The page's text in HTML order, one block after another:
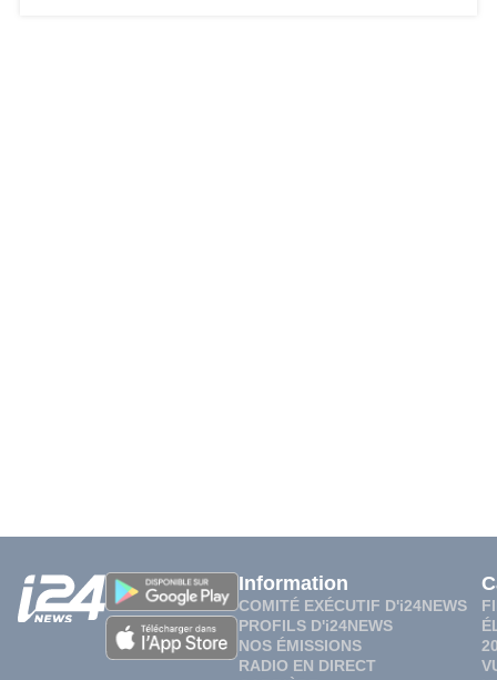
Information
COMITÉ EXÉCUTIF D'i24NEWS
PROFILS D'i24NEWS
NOS ÉMISSIONS
RADIO EN DIRECT